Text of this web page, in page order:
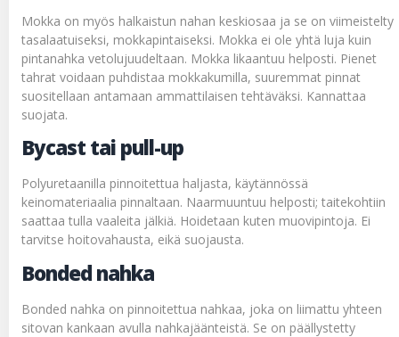
Mokka on myös halkaistun nahan keskiosaa ja se on viimeistelty
tasalaatuiseksi, mokkapintaiseksi. Mokka ei ole yhtä luja kuin
pintanahka vetolujuudeltaan. Mokka likaantuu helposti. Pienet
tahrat voidaan puhdistaa mokkakumilla, suuremmat pinnat
suositellaan antamaan ammattilaisen tehtäväksi. Kannattaa
suojata.
Bycast tai pull-up
Polyuretaanilla pinnoitettua haljasta, käytännössä
keinomateriaalia pinnaltaan. Naarmuuntuu helposti; taitekohtiin
saattaa tulla vaaleita jälkiä. Hoidetaan kuten muovipintoja. Ei
tarvitse hoitovahausta, eikä suojausta.
Bonded nahka
Bonded nahka on pinnoitettua nahkaa, joka on liimattu yhteen
sitovan kankaan avulla nahkajäänteistä. Se on päällystetty